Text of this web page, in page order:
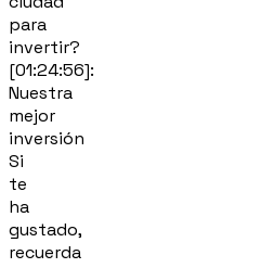
para
invertir?
[01:24:56]:
Nuestra
mejor
inversión
Si
te
ha
gustado,
recuerda